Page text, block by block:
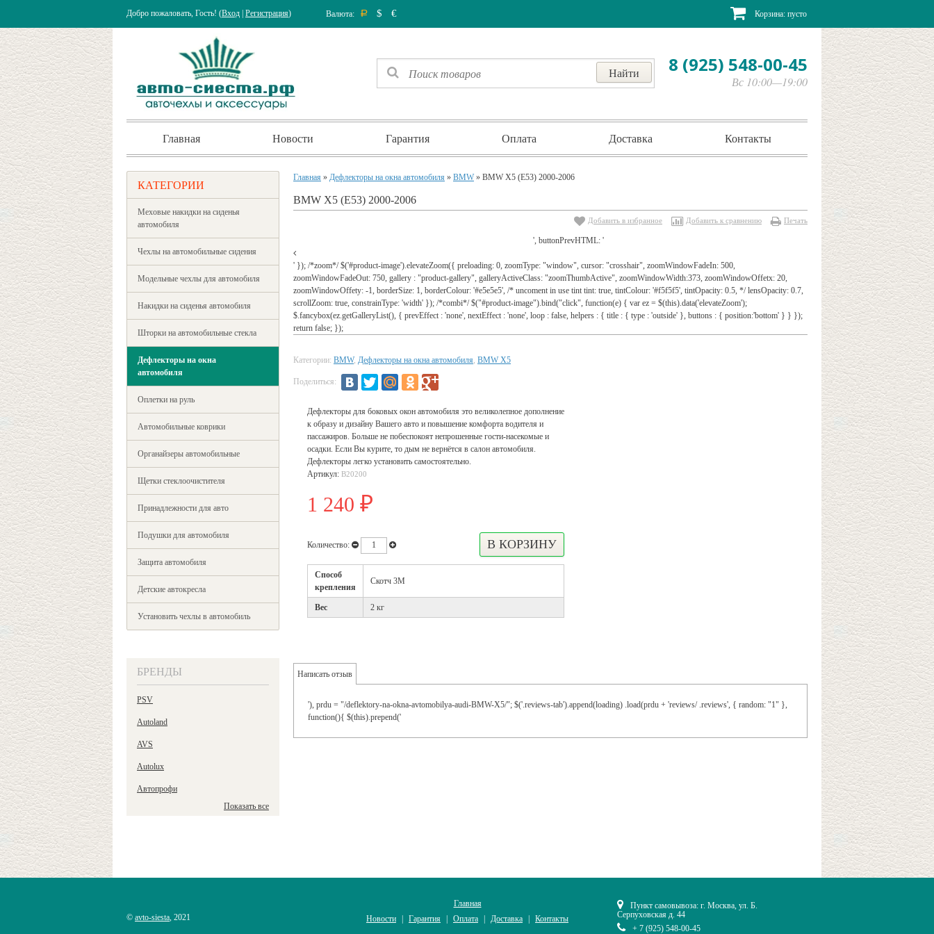
Добро пожаловать, Гость! (Вход Регистрация) Валюта: Р $ € Корзина: пусто
8 (925) 548-00-45
Вс 10:00—19:00
Главная Новости Гарантия Оплата Доставка Контакты
КАТЕГОРИИ
Меховые накидки на сиденья
автомобиля
Чехлы на автомобильные сидения
Модельные чехлы для автомобиля
Накидки на сиденья автомобиля
Шторки на автомобильные стекла
Дефлекторы на окна
автомобиля
Оплетки на руль
Автомобильные коврики
Органайзеры автомобильные
Щетки стеклоочистителя
Принадлежности для авто
Подушки для автомобиля
Защита автомобиля
Детские автокресла
Установить чехлы в автомобиль
БРЕНДЫ
PSV
Autoland
AVS
Autolux
Автопрофи
Показать все
Главная » Дефлекторы на окна автомобиля » BMW » BMW X5 (E53) 2000-2006
BMW X5 (E53) 2000-2006
Добавить в избранное Добавить к сравнению Печать
', buttonPrevHTML: '
' }); /*zoom*/ $('#product-image').elevateZoom({ preloading: 0, zoomType: "window", cursor: "crosshair", zoomWindowFadeIn: 500,
zoomWindowFadeOut: 750, gallery : "product-gallery", galleryActiveClass: "zoomThumbActive", zoomWindowWidth:373, zoomWindowOffetx: 20,
zoomWindowOffety: -1, borderSize: 1, borderColour: '#e5e5e5', /* uncoment in use tint tint: true, tintColour: '#f5f5f5', tintOpacity: 0.5, */ lensOpacity: 0.7,
scrollZoom: true, constrainType: 'width' }); /*combi*/ $("#product-image").bind("click", function(e) { var ez = $(this).data('elevateZoom');
$.fancybox(ez.getGalleryList(), { prevEffect : 'none', nextEffect : 'none', loop : false, helpers : { title : { type : 'outside' }, buttons : { position:'bottom' } } });
return false; });
Категории: BMW, Дефлекторы на окна автомобиля, BMW X5
Поделиться:
Дефлекторы для боковых окон автомобиля это великолепное дополнение
к образу и дизайну Вашего авто и повышение комфорта водителя и
пассажиров. Больше не побеспокоят непрошенные гости-насекомые и
осадки. Если Вы курите, то дым не вернётся в салон автомобиля.
Дефлекторы легко установить самостоятельно.
Артикул: B20200
1 240 ₽
Количество:
Способ
крепления
Скотч 3М
Вес 2 кг
Написать отзыв
'), prdu = "/deflektory-na-okna-avtomobilya-audi-BMW-X5/"; $('.reviews-tab').append(loading) .load(prdu + 'reviews/ .reviews', { random: "1" },
function(){ $(this).prepend('
© avto-siesta, 2021
Главная
Новости
Гарантия Оплата Доставка Контакты
Пункт самовывоза: г. Москва, ул. Б.
Серпуховская д. 44
+ 7 (925) 548-00-45